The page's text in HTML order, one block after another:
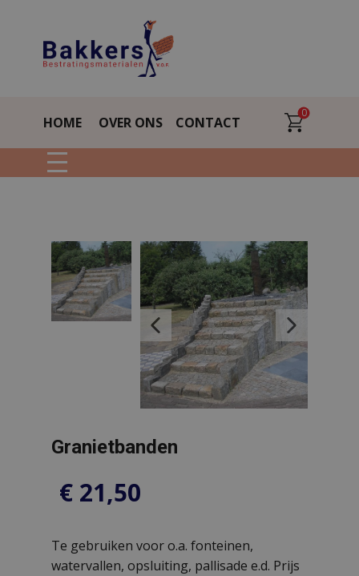
HOME CONTACT
OVER ONS
0
Granietbanden
€ 21,50
Te gebruiken voor o.a. fonteinen,
watervallen, opsluiting, pallisade e.d. Prijs